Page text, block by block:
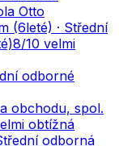
Otto
(6leté) · Střední
8/10 velmi
odborné
obchodu, spol.
obtížná
odborná